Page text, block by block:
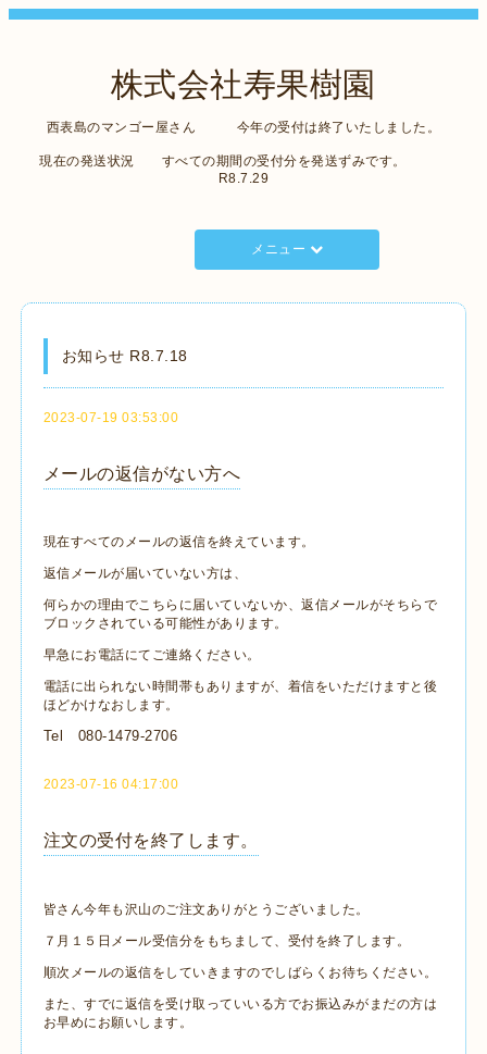
株式会社寿果樹園
西表島のマンゴー屋さん 今年の受付は終了いたしました。
現在の発送状況 すべての期間の受付分を発送ずみです。
R8.7.29
メニュー
お知らせ R8.7.18
2023-07-19 03:53:00
メールの返信がない方へ
現在すべてのメールの返信を終えています。
返信メールが届いていない方は、
何らかの理由でこちらに届いていないか、返信メールがそちらで
ブロックされている可能性があります。
早急にお電話にてご連絡ください。
電話に出られない時間帯もありますが、着信をいただけますと後
ほどかけなおします。
Tel 080-1479-2706
2023-07-16 04:17:00
注文の受付を終了します。
皆さん今年も沢山のご注文ありがとうございました。
７月１５日メール受信分をもちまして、受付を終了します。
順次メールの返信をしていきますのでしばらくお待ちください。
また、すでに返信を受け取っていいる方でお振込みがまだの方は
お早めにお願いします。